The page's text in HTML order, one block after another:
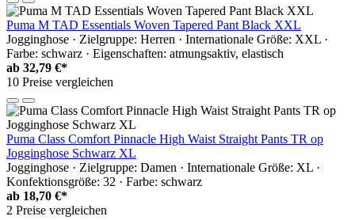
Puma M TAD Essentials Woven Tapered Pant Black XXL
Jogginghose · Zielgruppe: Herren · Internationale Größe: XXL ·
Farbe: schwarz · Eigenschaften: atmungsaktiv, elastisch
ab 32,79 €*
10 Preise vergleichen
Puma Class Comfort Pinnacle High Waist Straight Pants TR op
Jogginghose Schwarz XL
Jogginghose · Zielgruppe: Damen · Internationale Größe: XL ·
Konfektionsgröße: 32 · Farbe: schwarz
ab 18,70 €*
2 Preise vergleichen